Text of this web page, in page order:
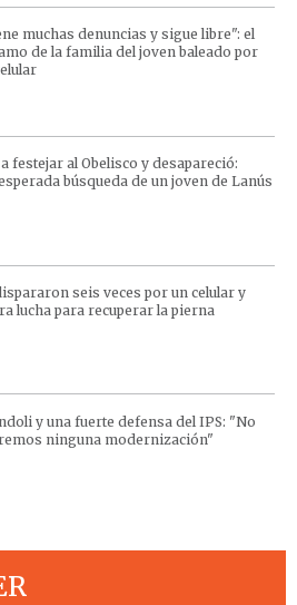
muchas denuncias y sigue libre": el
de la familia del joven baleado por
festejar al Obelisco y desapareció:
búsqueda de un joven de Lanús
seis veces por un celular y
lucha para recuperar la pierna
y una fuerte defensa del IPS: "No
ninguna modernización"